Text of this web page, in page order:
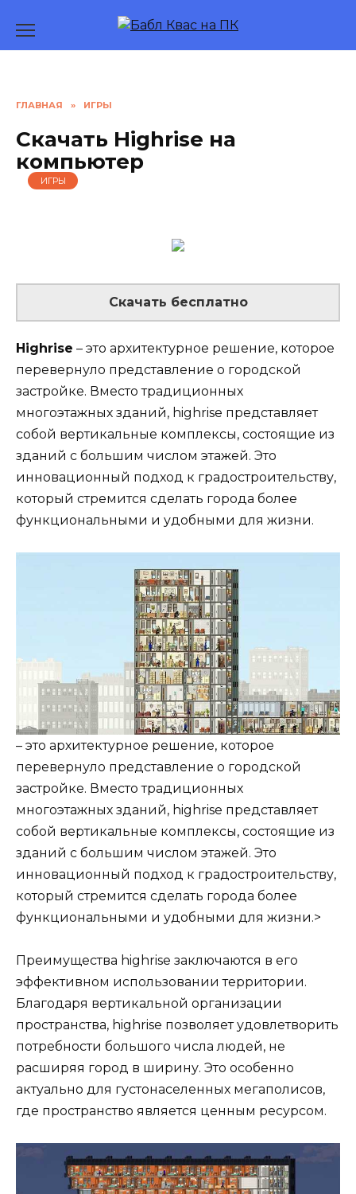
содержанию
ГЛАВНАЯ » ИГРЫ
Скачать Highrise на
компьютер
ИГРЫ
Скачать бесплатно
Highrise – это архитектурное решение, которое
перевернуло представление о городской
застройке. Вместо традиционных
многоэтажных зданий, highrise представляет
собой вертикальные комплексы, состоящие из
зданий с большим числом этажей. Это
инновационный подход к градостроительству,
который стремится сделать города более
функциональными и удобными для жизни.
– это архитектурное решение, которое
перевернуло представление о городской
застройке. Вместо традиционных
многоэтажных зданий, highrise представляет
собой вертикальные комплексы, состоящие из
зданий с большим числом этажей. Это
инновационный подход к градостроительству,
который стремится сделать города более
функциональными и удобными для жизни.>
Преимущества highrise заключаются в его
эффективном использовании территории.
Благодаря вертикальной организации
пространства, highrise позволяет удовлетворить
потребности большого числа людей, не
расширяя город в ширину. Это особенно
актуально для густонаселенных мегаполисов,
где пространство является ценным ресурсом.